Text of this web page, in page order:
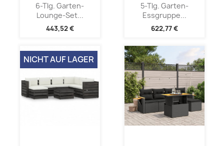
6-Tlg. Garten-
Lounge-Set...
443,52 €
5-Tlg. Garten-
Essgruppe...
622,77 €
NICHT AUF LAGER